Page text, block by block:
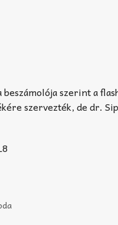
szerint a
szervezték, de dr.